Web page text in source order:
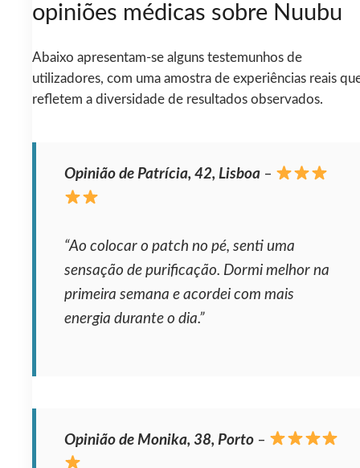
opiniões médicas sobre Nuubu
Abaixo apresentam-se alguns testemunhos de
utilizadores, com uma amostra de experiências reais
refletem a diversidade de resultados observados.
Opinião de Patrícia, 42, Lisboa –
“Ao colocar o patch no pé, senti uma
sensação de purificação. Dormi melhor na
primeira semana e acordei com mais
energia durante o dia.”
Opinião de Monika, 38, Porto –